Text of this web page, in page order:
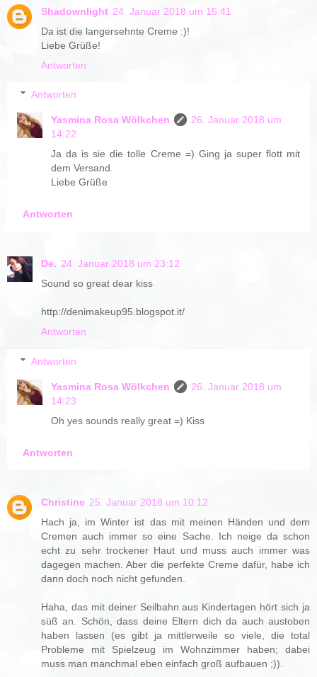
Shadownlight 24. Januar 2018 um 15:41
Da ist die langersehnte Creme :)!
Liebe Grüße!
Antworten
Antworten
Yasmina Rosa Wölkchen
26. Januar 2018 um
14:22
Ja da is sie die tolle Creme =) Ging ja super flott mit
dem Versand.
Liebe Grüße
Antworten
De. 24. Januar 2018 um 23:12
Sound so great dear kiss
http://denimakeup95.blogspot.it/
Antworten
Antworten
Yasmina Rosa Wölkchen
26. Januar 2018 um
14:23
Oh yes sounds really great =) Kiss
Antworten
Christine 25. Januar 2018 um 10:12
Hach ja, im Winter ist das mit meinen Händen und dem
Cremen auch immer so eine Sache. Ich neige da schon
echt zu sehr trockener Haut und muss auch immer was
dagegen machen. Aber die perfekte Creme dafür, habe ich
dann doch noch nicht gefunden.
Haha, das mit deiner Seilbahn aus Kindertagen hört sich ja
süß an. Schön, dass deine Eltern dich da auch austoben
haben lassen (es gibt ja mittlerweile so viele, die total
Probleme mit Spielzeug im Wohnzimmer haben; dabei
muss man manchmal eben einfach groß aufbauen ;)).